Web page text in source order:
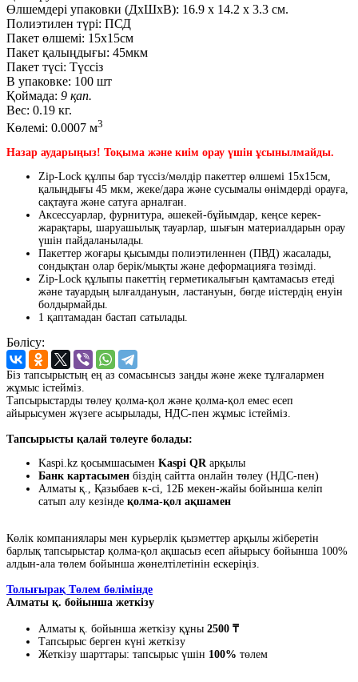
Өлшемдері упаковки (ДxШxВ): 16.9 x 14.2 x 3.3 см.
Полиэтилен түрі: ПСД
Пакет өлшемі: 15x15см
Пакет қалыңдығы: 45мкм
Пакет түсі: Түссіз
В упаковке: 100 шт
Қоймада: 9 қап.
Вес: 0.19 кг.
Көлемі: 0.0007 м3
Назар аударыңыз! Тоқыма және киім орау үшін ұсынылмайды.
Zip-Lock құлпы бар түссіз/мөлдір пакеттер өлшемі 15х15см,
қалыңдығы 45 мкм, жеке/дара және сусымалы өнімдерді орауға,
сақтауға және сатуға арналған.
Аксессуарлар, фурнитура, әшекей-бұйымдар, кеңсе керек-
жарақтары, шаруашылық тауарлар, шығын материалдарын орау
үшін пайдаланылады.
Пакеттер жоғары қысымды полиэтиленнен (ПВД) жасалады,
сондықтан олар берік/мықты және деформацияға төзімді.
Zip-Lock құлыпы пакеттің герметикалығын қамтамасыз етеді
және тауардың ылғалдануын, ластануын, бөгде иістердің енуін
болдырмайды.
1 қаптамадан бастап сатылады.
Бөлісу:
Біз тапсырыстың ең аз сомасынсыз заңды және жеке тұлғалармен
жұмыс істейміз.
Тапсырыстарды төлеу қолма-қол және қолма-қол емес есеп
айырысумен жүзеге асырылады, НДС-пен жұмыс істейміз.
Тапсырысты қалай төлеуге болады:
Kaspi.kz қосымшасымен Kaspi QRарқылы
Банк картасымен біздің сайтта онлайн төлеу (НДС-пен)
Алматы қ., Қазыбаев к-сі, 12Б мекен-жайы бойынша келіп
сатып алу кезінде қолма-қол ақшамен
Көлік компаниялары мен курьерлік қызметтер арқылы жіберетін
барлық тапсырыстар қолма-қол ақшасыз есеп айырысу бойынша 100%
алдын-ала төлем бойынша жөнелтілетінін ескеріңіз.
Толығырақ Төлем бөлімінде
Алматы қ. бойынша жеткізу
Алматы қ. бойынша жеткізу құны 2500 ₸
Тапсырыс берген күні жеткізу
Жеткізу шарттары: тапсырыс үшін 100% төлем